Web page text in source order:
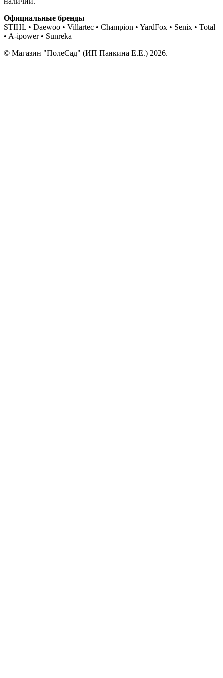
Официальные бренды
STIHL • Daewoo • Villartec • Champion • YardFox • Senix • Total
• A-ipower • Sunreka
© Магазин "ПолеСад" (ИП Панкина Е.Е.) 2026.